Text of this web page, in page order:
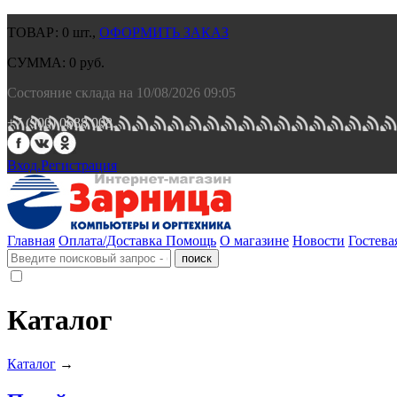
ТОВАР: 0 шт., ОФОРМИТЬ ЗАКАЗ
СУММА: 0 руб.
Состояние склада на 10/08/2026 09:05
+7 (900) 0688 008.
Вход.Регистрация
Главная Оплата/Доставка Помощь О магазине Новости
Каталог
Каталог →